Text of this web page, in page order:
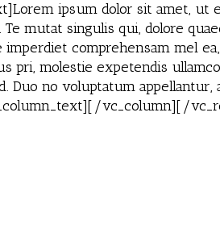
ipsum dolor sit amet, ut
mutat singulis qui, dolore
comprehensam mel
pri, molestie expetendis
Duo no voluptatum
vc_column][/